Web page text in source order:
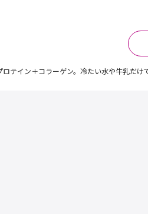
テイン＋コラーゲン。冷たい水や牛乳だけ